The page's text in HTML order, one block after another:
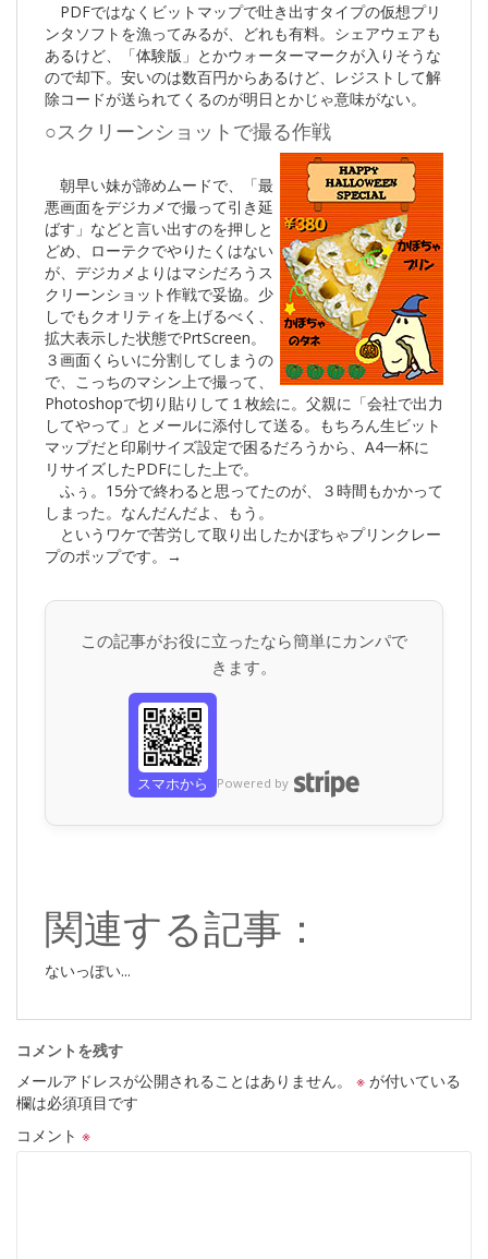
PDFではなくビットマップで吐き出すタイプの仮想プリ
ンタソフトを漁ってみるが、どれも有料。シェアウェアも
あるけど、「体験版」とかウォーターマークが入りそうな
ので却下。安いのは数百円からあるけど、レジストして解
除コードが送られてくるのが明日とかじゃ意味がない。
○スクリーンショットで撮る作戦
朝早い妹が諦めムードで、「最
悪画面をデジカメで撮って引き延
ばす」などと言い出すのを押しと
どめ、ローテクでやりたくはない
が、デジカメよりはマシだろうス
クリーンショット作戦で妥協。少
しでもクオリティを上げるべく、
拡大表示した状態でPrtScreen。
３画面くらいに分割してしまうの
で、こっちのマシン上で撮って、
Photoshopで切り貼りして１枚絵に。父親に「会社で出力
してやって」とメールに添付して送る。もちろん生ビット
マップだと印刷サイズ設定で困るだろうから、A4一杯に
リサイズしたPDFにした上で。
ふぅ。15分で終わると思ってたのが、３時間もかかって
しまった。なんだんだよ、もう。
というワケで苦労して取り出したかぼちゃプリンクレー
プのポップです。→
この記事がお役に立ったなら簡単にカンパで
きます。
スマホから Powered by
関連する記事：
ないっぽい...
コメントを残す
メールアドレスが公開されることはありません。
※ が付いている
欄は必須項目です
コメント ※